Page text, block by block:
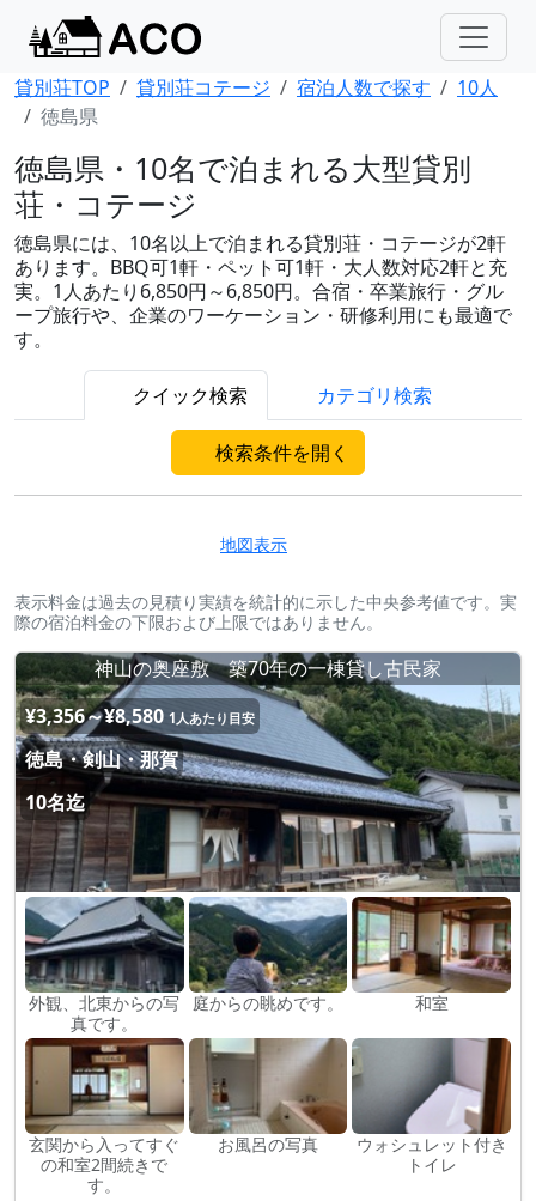
貸別荘TOP 貸別荘コテージ 宿泊人数で探す
10人
徳島県
徳島県・10名で泊まれる大型貸別
荘・コテージ
徳島県には、10名以上で泊まれる貸別荘・コテージが2軒
あります。BBQ可1軒・ペット可1軒・大人数対応2軒と充
実。1人あたり6,850円～6,850円。合宿・卒業旅行・グル
ープ旅行や、企業のワーケーション・研修利用にも最適で
す。
クイック検索 カテゴリ検索
検索条件を開く
地図表示
表示料金は過去の見積り実績を統計的に示した中央参考値です。実
際の宿泊料金の下限および上限ではありません。
神山の奥座敷 築70年の一棟貸し古民家
¥3,356～¥8,580 1人あたり目安
徳島・剣山・那賀
10名迄
外観、北東からの写
真です。
庭からの眺めです。 和室
玄関から入ってすぐ
の和室2間続きで
す。
お風呂の写真
ウォシュレット付き
トイレ